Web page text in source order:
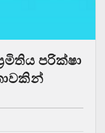
පරික්ෂා